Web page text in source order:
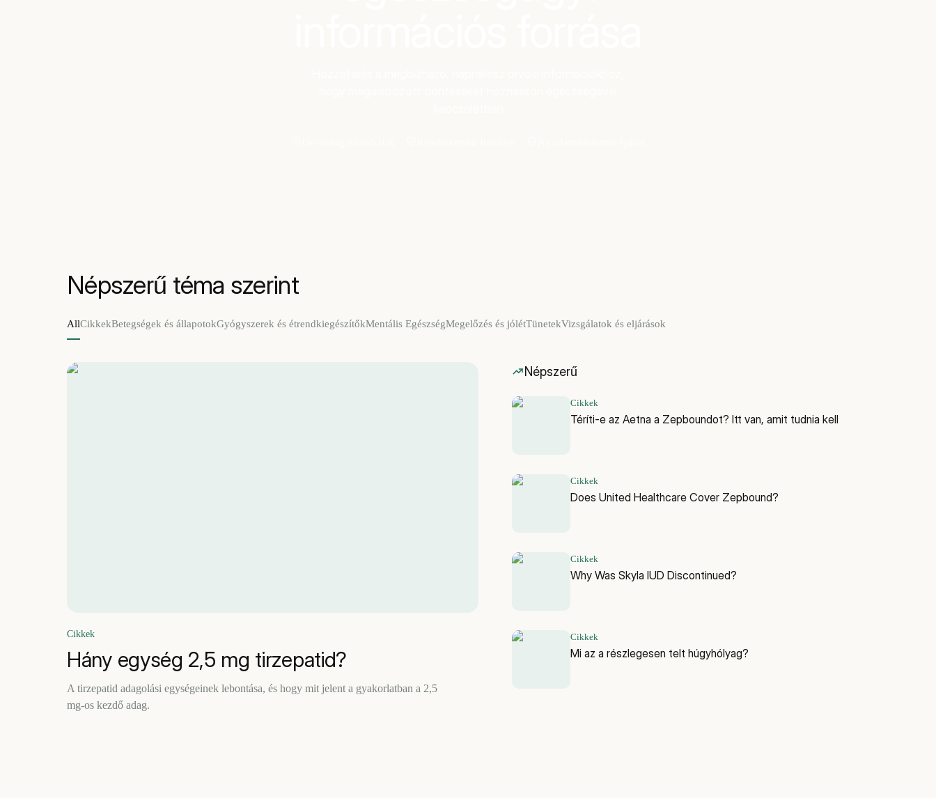
Népszerű téma szerint
AllCikkekBetegségek és állapotokGyógyszerek és étrendkiegészítőkMentális EgészségMegelőzés és jólétTünetekVizsgálatok és eljárások
Cikkek
Hány egység 2,5 mg tirzepatid?
A tirzepatid adagolási egységeinek lebontása, és hogy mit jelent a gyakorlatban a 2,5
mg-os kezdő adag.
Népszerű
Cikkek
Téríti-e az Aetna a Zepboundot? Itt van, amit tudnia kell
Cikkek
Does United Healthcare Cover Zepbound?
Cikkek
Why Was Skyla IUD Discontinued?
Cikkek
Mi az a részlegesen telt húgyhólyag?